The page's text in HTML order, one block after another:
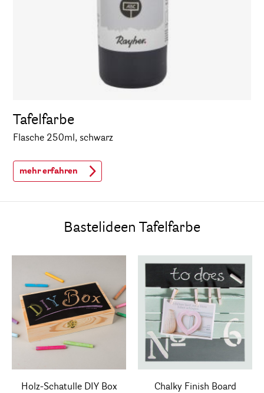
Tafelfarbe
Flasche 250ml, schwarz
mehr erfahren
Bastelideen Tafelfarbe
Holz-Schatulle DIY Box
Chalky Finish Board